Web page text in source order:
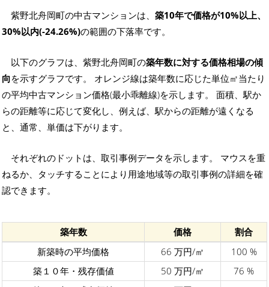
紫野北舟岡町の中古マンションは、 築10年で価格が10%以上、
30%以内(-24.26%)の範囲の下落率です。
以下のグラフは、紫野北舟岡町の築年数に対する価格相場の傾
向を示すグラフです。 オレンジ線は築年数に応じた単位㎡当たり
の平均中古マンション価格(最小乖離線)を示します。 面積、駅か
らの距離等に応じて変化し、例えば、駅からの距離が遠くなる
と、通常、単価は下がります。
それぞれのドットは、取引事例データを示します。 マウスを重
ねるか、タッチすることにより用途地域等の取引事例の詳細を確
認できます。
築年数 価格
割合
新築時の平均価格
66 万円/㎡
100 %
築１０年・残存価値
50 万円/㎡
76 %